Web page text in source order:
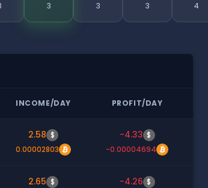
3 3 3 4
INCOME/DAY PROFIT/DAY
2.58 $
0.00002803
-4.33 $
-0.00004694
2.65 $ -4.26 $